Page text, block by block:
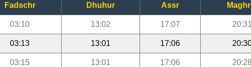
Fadschr Dhuhur Assr
03:10 13:02 17:07 20:31
03:13 13:01 17:06
03:15 13:01 17:06 20:28